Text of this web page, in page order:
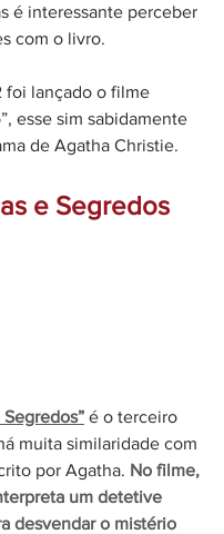
é interessante perceber
com o livro.
foi lançado o filme
esse sim sabidamente
de Agatha Christie.
e Segredos
Segredos” é o terceiro
muita similaridade com
por Agatha. No filme,
um detetive
desvendar o mistério